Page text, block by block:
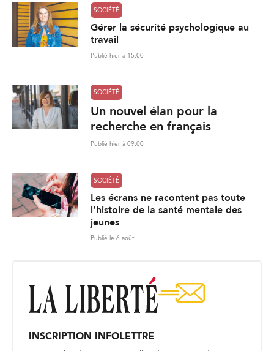
SOCIÉTÉ
Gérer la sécurité psychologique au
travail
Publié hier à 15:00
SOCIÉTÉ
Un nouvel élan pour la
recherche en français
Publié hier à 09:00
SOCIÉTÉ
Les écrans ne racontent pas toute
l’histoire de la santé mentale des
jeunes
Publié le 6 août
INSCRIPTION INFOLETTRE